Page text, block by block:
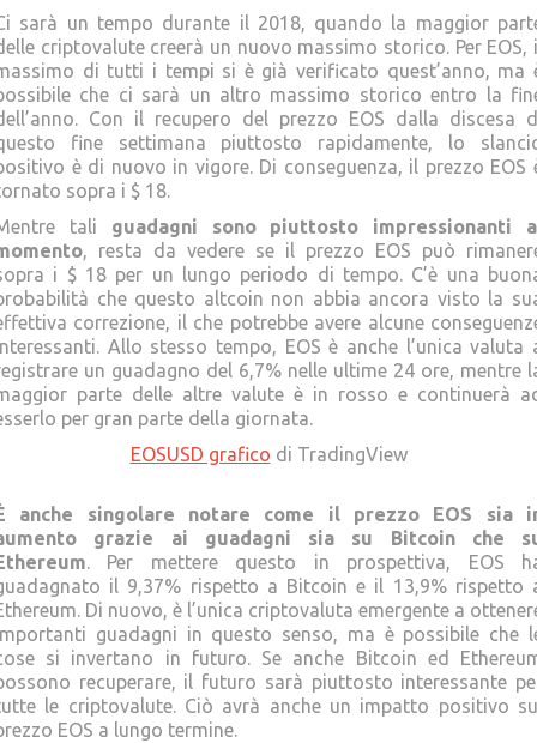
sarà un tempo durante il 2018, quando la maggior
criptovalute creerà un nuovo massimo storico. Per EOS,
di tutti i tempi si è già verificato quest’anno, ma
che ci sarà un altro massimo storico entro la
Con il recupero del prezzo EOS dalla discesa
fine settimana piuttosto rapidamente, lo
è di nuovo in vigore. Di conseguenza, il prezzo EOS
sopra i $ 18.
tali guadagni sono piuttosto impressionanti
, resta da vedere se il prezzo EOS può
i $ 18 per un lungo periodo di tempo. C’è una
che questo altcoin non abbia ancora visto la
correzione, il che potrebbe avere alcune
Allo stesso tempo, EOS è anche l’unica valuta
un guadagno del 6,7% nelle ultime 24 ore, mentre
parte delle altre valute è in rosso e continuerà
per gran parte della giornata.
EOSUSD grafico di TradingView
anche singolare notare come il prezzo EOS sia
grazie ai guadagni sia su Bitcoin che
. Per mettere questo in prospettiva, EOS
il 9,37% rispetto a Bitcoin e il 13,9% rispetto
Di nuovo, è l’unica criptovaluta emergente a
guadagni in questo senso, ma è possibile che
si invertano in futuro. Se anche Bitcoin ed
recuperare, il futuro sarà piuttosto interessante
le criptovalute. Ciò avrà anche un impatto positivo
EOS a lungo termine.